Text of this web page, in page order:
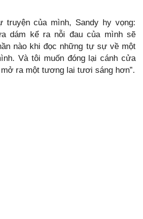
truyện của mình, Sandy hy vọng:
dám kể ra nỗi đau của mình sẽ
nào khi đọc những tự sự về một
Và tôi muốn đóng lại cánh cửa
ra một tương lai tươi sáng hơn”.